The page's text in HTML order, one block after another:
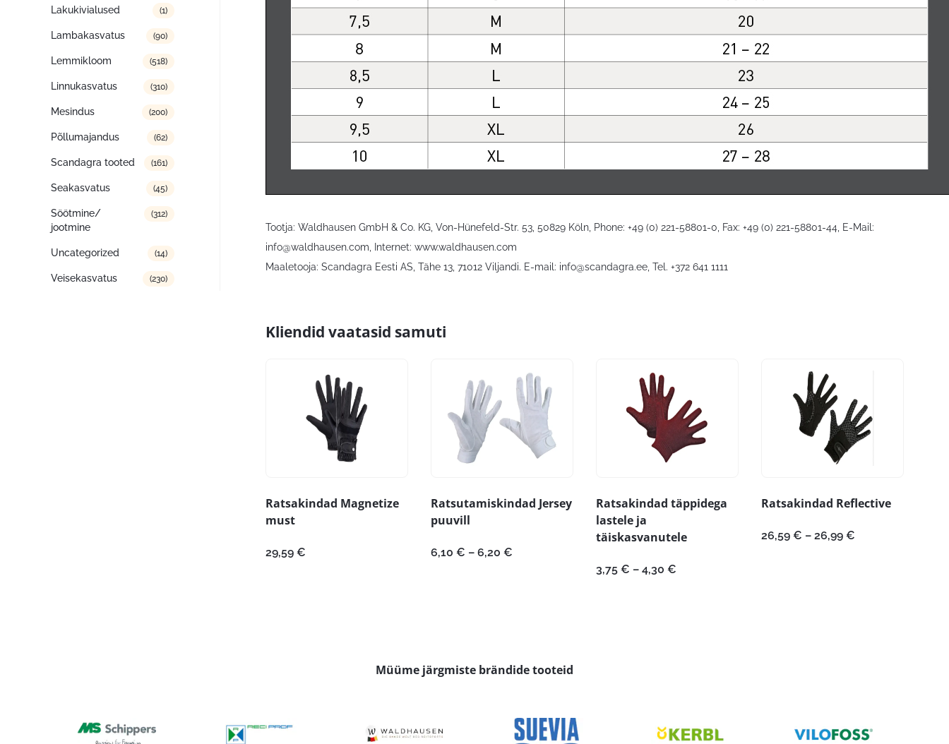
Lakukivialused (1)
Lambakasvatus (90)
Lemmikloom (518)
Linnukasvatus (310)
Mesindus (200)
Põllumajandus (62)
Scandagra tooted (161)
Seakasvatus (45)
Söötmine/
jootmine
(312)
Uncategorized (14)
Veisekasvatus (230)
Tootja: Waldhausen GmbH & Co. KG, Von-Hünefeld-Str. 53, 50829 Köln, Phone: +49 (0) 221-58801-0, Fax: +49 (0) 221-58801-44, E-Mail:
info@waldhausen.com , Internet: www.waldhausen.com
Maaletooja: Scandagra Eesti AS, Tähe 13, 71012 Viljandi. E-mail: info@scandagra.ee , Tel. +372 641 1111
Kliendid vaatasid samuti
Ratsakindad Magnetize
must
29,59 €
Ratsutamiskindad Jersey
puuvill
6,10 € – 6,20 €
Ratsakindad täppidega
lastele ja
täiskasvanutele
3,75 € – 4,30 €
Ratsakindad Reflective
26,59 € – 26,99 €
Müüme järgmiste brändide tooteid